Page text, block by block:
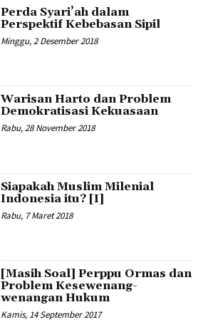
Perda Syari’ah dalam
Perspektif Kebebasan Sipil
Minggu, 2 Desember 2018
Warisan Harto dan Problem
Demokratisasi Kekuasaan
Rabu, 28 November 2018
Siapakah Muslim Milenial
Indonesia itu? [I]
Rabu, 7 Maret 2018
[Masih Soal] Perppu Ormas dan
Problem Kesewenang-
wenangan Hukum
Kamis, 14 September 2017